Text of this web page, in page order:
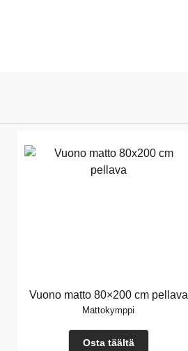
Vuono matto 80×200 cm pellava
Mattokymppi
Osta täältä